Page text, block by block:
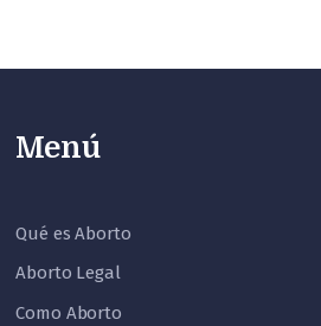
Menú
Qué es Aborto
Aborto Legal
Como Aborto